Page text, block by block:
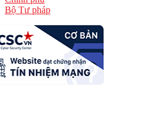
Bộ Tư pháp